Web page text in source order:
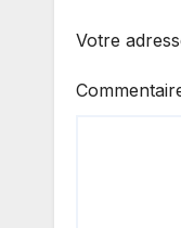
Votre